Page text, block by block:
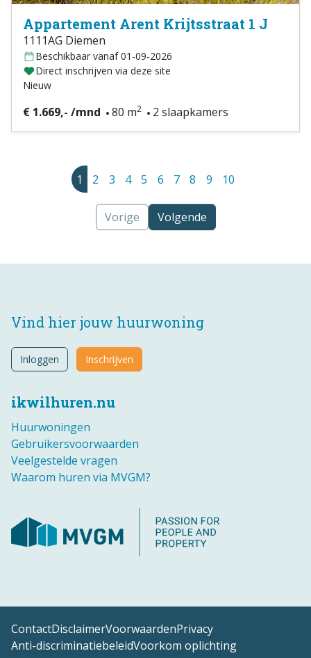
Appartement Arent Krijtsstraat 1 J
1111AG Diemen
Beschikbaar vanaf 01-09-2026
Direct inschrijven via deze site
Nieuw
€ 1.669,- /mnd 80 m2 2 slaapkamers
1 2 3 4 5 6 7 8 9 10
Vorige Volgende
ikwilhuren.nu
Huurwoningen
Gebruikersvoorwaarden
Veelgestelde vragen
Waarom huren via MVGM?
Vind hier jouw huurwoning
Inloggen Inschrijven
ContactDisclaimerVoorwaardenPrivacy
Anti-discriminatiebeleidVoorkom oplichting